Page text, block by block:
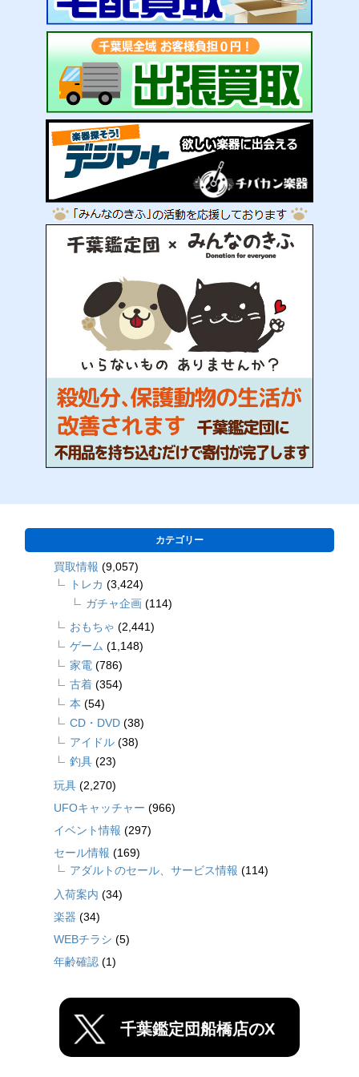
カテゴリー
買取情報 (9,057)
トレカ (3,424)
ガチャ企画 (114)
おもちゃ (2,441)
ゲーム (1,148)
家電 (786)
古着 (354)
本 (54)
CD・DVD (38)
アイドル (38)
釣具 (23)
玩具 (2,270)
UFOキャッチャー (966)
イベント情報 (297)
セール情報 (169)
アダルトのセール、サービス情報 (114)
入荷案内 (34)
楽器 (34)
WEBチラシ (5)
年齢確認 (1)
千葉鑑定団船橋店のX